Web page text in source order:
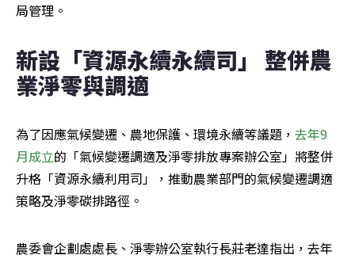
局管理。
新設「資源永續永續司」 整併農
業淨零與調適
為了因應氣候變遷、農地保護、環境永續等議題， 去年9
月成立的「氣候變遷調適及淨零排放專案辦公室」將整併
升格「資源永續利用司」，推動農業部門的氣候變遷調適
策略及淨零碳排路徑。
農委會企劃處處長、淨零辦公室執行長莊老達指出，去年